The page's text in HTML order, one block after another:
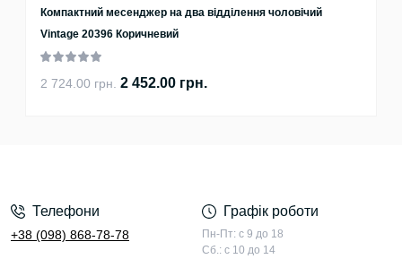
Компактний месенджер на два відділення чоловічий
Vintage 20396 Коричневий
2 724.00 грн. 2 452.00 грн.
Телефони
+38 (098) 868-78-78
Графік роботи
Пн-Пт: с 9 до 18
Сб.: с 10 до 14